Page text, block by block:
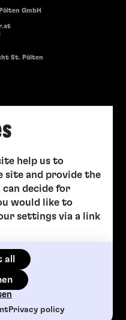
help us to
site and provide the
can decide for
would like to
settings via a link
Privacy policy
GmbH
St. Pölten